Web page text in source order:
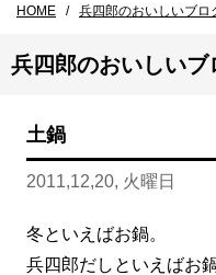
HOME / 兵四郎のおいしいブロ
兵四郎のおいしいブ
土鍋
2011,12,20, 火曜日
冬といえばお鍋。
兵四郎だしといえばお